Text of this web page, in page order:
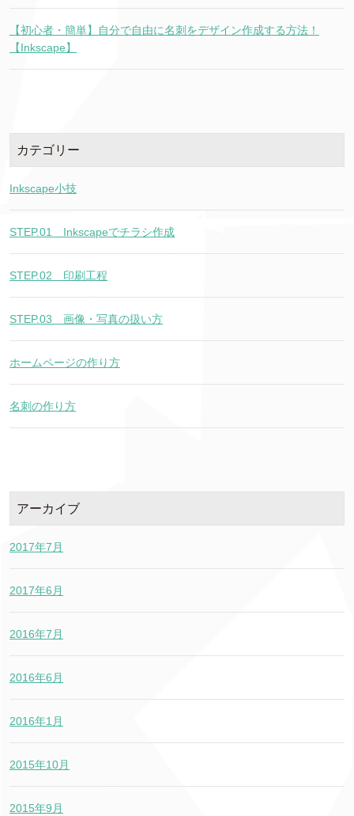
【初心者・簡単】自分で自由に名刺をデザイン作成する方法！
【Inkscape】
カテゴリー
Inkscape小技
STEP.01＿Inkscapeでチラシ作成
STEP.02＿印刷工程
STEP.03＿画像・写真の扱い方
ホームページの作り方
名刺の作り方
アーカイブ
2017年7月
2017年6月
2016年7月
2016年6月
2016年1月
2015年10月
2015年9月